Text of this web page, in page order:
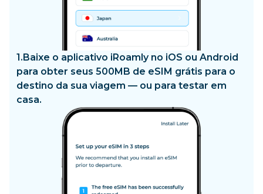
1.Baixe o aplicativo iRoamly no iOS ou Android
para obter seus 500MB de eSIM grátis para o
destino da sua viagem — ou para testar em
casa.